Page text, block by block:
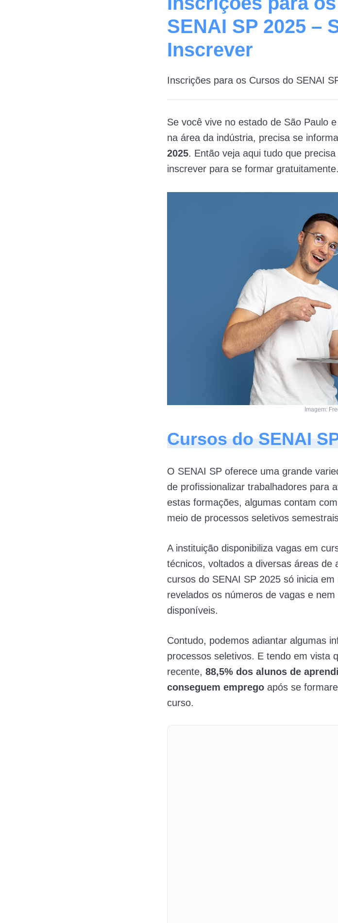
SENAI SP 2025 –
Inscrever
Inscrições para os Cursos do SENAI
Se você vive no estado de São Paulo
na área da indústria, precisa se
2025. Então veja aqui tudo que
inscrever para se formar gratuitamente.
Imagem:
Cursos do SENAI
O SENAI SP oferece uma grande
de profissionalizar trabalhadores para
estas formações, algumas contam com
meio de processos seletivos
A instituição disponibiliza vagas em
técnicos, voltados a diversas áreas de
cursos do SENAI SP 2025 só inicia
revelados os números de vagas e
disponíveis.
Contudo, podemos adiantar algumas
processos seletivos. E tendo em vista
recente, 88,5% dos alunos de
conseguem emprego após se
curso.